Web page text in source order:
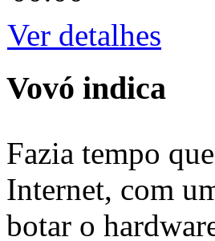
Ver detalhes
Vovó indica
Fazia tempo
Internet, com
botar o